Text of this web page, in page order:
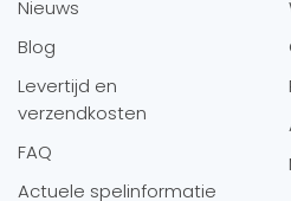
Nieuws
Blog
Levertijd en
verzendkosten
FAQ
Actuele spelinformatie